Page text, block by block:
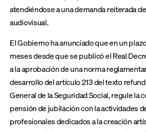
atendiéndose a una demanda reiterada
audiovisual.
El Gobierno ha anunciado que en un
meses desde que se publicó el Real
a la aprobación de una norma
desarrollo del artículo 213 del texto
General de la Seguridad Social, regule la
pensión de jubilación con la actividades
profesionales dedicados a la creación